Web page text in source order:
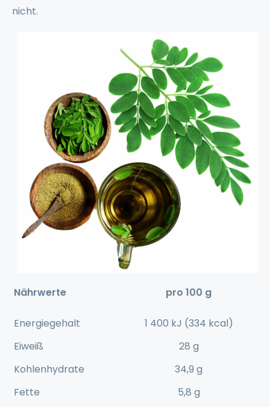
nicht.
Nährwerte pro 100 g
Energiegehalt
1 400 kJ (334 kcal)
Eiweiß
28 g
Kohlenhydrate
34,9 g
Fette
5,8 g